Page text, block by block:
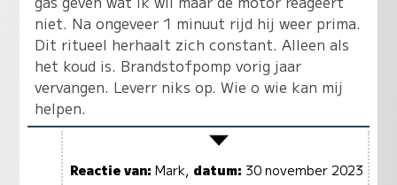
niet. Na ongeveer 1 minuut rijd hij weer prima.
Dit ritueel herhaalt zich constant. Alleen als
het koud is. Brandstofpomp vorig jaar
vervangen. Leverr niks op. Wie o wie kan mij
helpen.
Reactie van: Mark, datum: 30 november 2023